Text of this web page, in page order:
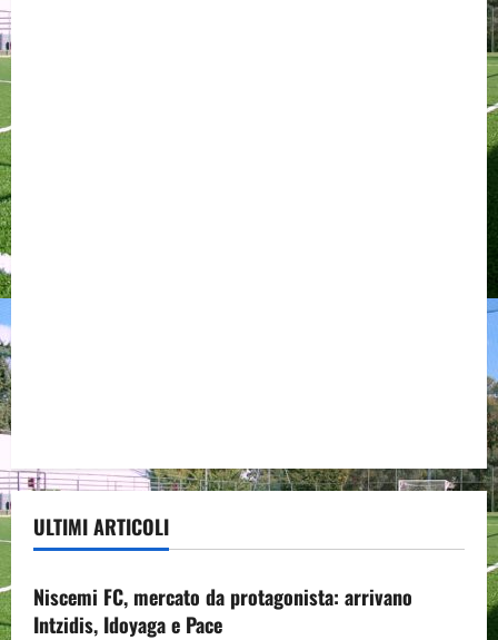
ULTIMI ARTICOLI
Senza categoria
Niscemi FC, mercato da protagonista: arrivano
Intzidis, Idoyaga e Pace